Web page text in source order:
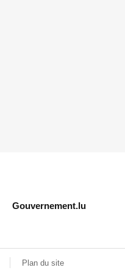
Gouvernement.lu
Plan du site